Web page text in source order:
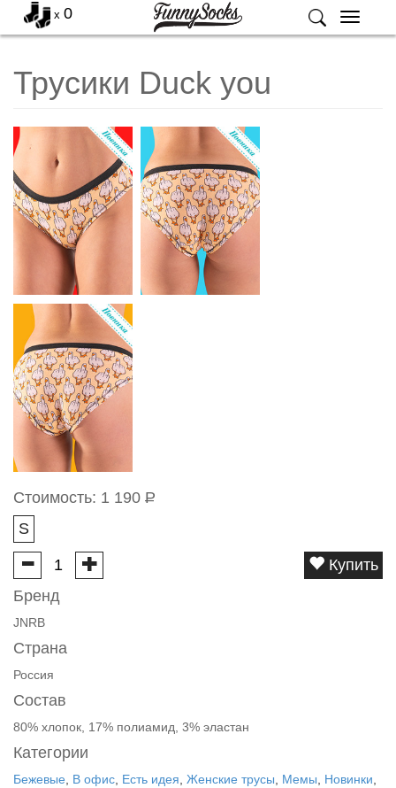
Меню
x 0
Трусики Duck you
Стоимость: 1 190 Р
S
Купить
Бренд
JNRB
Страна
Россия
Состав
80% хлопок, 17% полиамид, 3% эластан
Категории
Бежевые В офис Есть идея Женские трусы Мемы Новинки